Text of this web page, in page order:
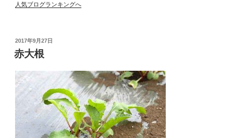
人気ブログランキングへ
投
稿
日:
2017年9月27日
赤大根